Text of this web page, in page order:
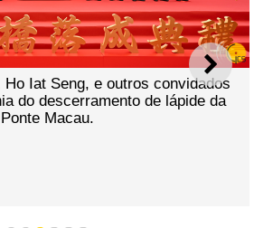
Iat Seng, e outros convidados
do descerramento de lápide da
Ponte Macau.